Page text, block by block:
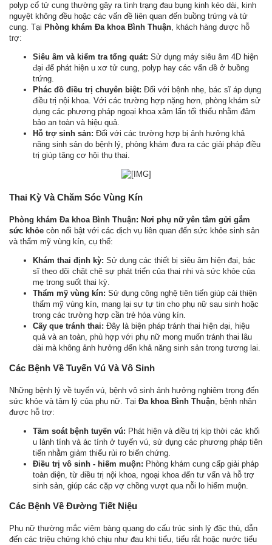
polyp cổ tử cung thường gây ra tình trạng đau bụng kinh kéo dài, kinh
nguyệt không đều hoặc các vấn đề liên quan đến buồng trứng và tử
cung. Tại Phòng khám Đa khoa Bình Thuận, khách hàng được hỗ
trợ:
Siêu âm và kiểm tra tổng quát: Sử dụng máy siêu âm 4D hiện
đại để phát hiện u xơ tử cung, polyp hay các vấn đề ở buồng
trứng.
Phác đồ điều trị chuyên biệt: Đối với bệnh nhẹ, bác sĩ áp dụng
điều trị nội khoa. Với các trường hợp nặng hơn, phòng khám sử
dụng các phương pháp ngoại khoa xâm lấn tối thiểu nhằm đảm
bảo an toàn và hiệu quả.
Hỗ trợ sinh sản: Đối với các trường hợp bị ảnh hưởng khả
năng sinh sản do bệnh lý, phòng khám đưa ra các giải pháp điều
trị giúp tăng cơ hội thụ thai.
Thai Kỳ Và Chăm Sóc Vùng Kín
Phòng khám Đa khoa Bình Thuận: Nơi phụ nữ yên tâm gửi gắm
sức khỏe còn nổi bật với các dịch vụ liên quan đến sức khỏe sinh sản
và thẩm mỹ vùng kín, cụ thể:
Khám thai định kỳ: Sử dụng các thiết bị siêu âm hiện đại, bác
sĩ theo dõi chặt chẽ sự phát triển của thai nhi và sức khỏe của
mẹ trong suốt thai kỳ.
Thẩm mỹ vùng kín: Sử dụng công nghệ tiên tiến giúp cải thiện
thẩm mỹ vùng kín, mang lại sự tự tin cho phụ nữ sau sinh hoặc
trong các trường hợp cần trẻ hóa vùng kín.
Cấy que tránh thai: Đây là biện pháp tránh thai hiện đại, hiệu
quả và an toàn, phù hợp với phụ nữ mong muốn tránh thai lâu
dài mà không ảnh hưởng đến khả năng sinh sản trong tương lai.
Các Bệnh Về Tuyến Vú Và Vô Sinh
Những bệnh lý về tuyến vú, bệnh vô sinh ảnh hưởng nghiêm trọng đến
sức khỏe và tâm lý của phụ nữ. Tại Đa khoa Bình Thuận, bệnh nhân
được hỗ trợ:
Tầm soát bệnh tuyến vú: Phát hiện và điều trị kịp thời các khối
u lành tính và ác tính ở tuyến vú, sử dụng các phương pháp tiên
tiến nhằm giảm thiểu rủi ro biến chứng.
Điều trị vô sinh - hiếm muộn: Phòng khám cung cấp giải pháp
toàn diện, từ điều trị nội khoa, ngoại khoa đến tư vấn và hỗ trợ
sinh sản, giúp các cặp vợ chồng vượt qua nỗi lo hiếm muộn.
Các Bệnh Về Đường Tiết Niệu
Phụ nữ thường mắc viêm bàng quang do cấu trúc sinh lý đặc thù, dẫn
đến các triệu chứng khó chịu như đau khi tiểu, tiểu rắt hoặc nước tiểu